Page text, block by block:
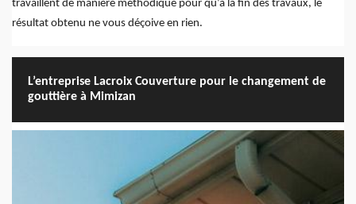
travaillent de manière méthodique pour qu’à la fin des travaux, le
résultat obtenu ne vous déçoive en rien.
L’entreprise Lacroix Couverture pour le changement de
gouttière à Mimizan